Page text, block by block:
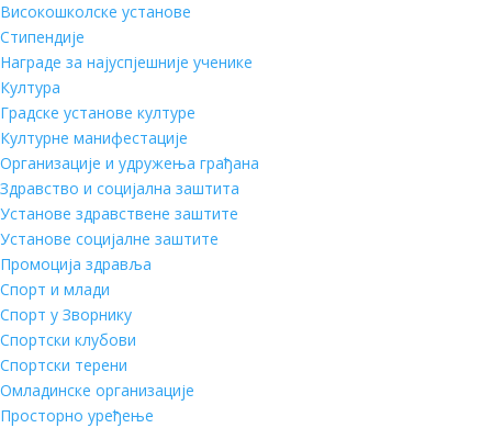
Високошколске установе
Стипендије
Награде за најуспјешније ученике
Култура
Градске установе културе
Културне манифестације
Организације и удружења грађана
Здравство и социјална заштита
Установе здравствене заштите
Установе социјалне заштите
Промоција здравља
Спорт и млади
Спорт у Зворнику
Спортски клубови
Спортски терени
Омладинске организације
Просторно уређење